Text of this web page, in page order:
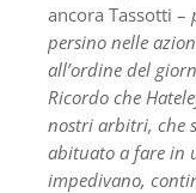
ancora Tassotti –
persino nelle
all’ordine del
Ricordo che
nostri arbitri, che
abituato a fare in
impedivano,